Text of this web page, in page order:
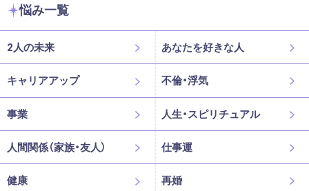
悩み一覧
2人の未来 あなたを好きな人
キャリアアップ 不倫・浮気
事業 人生・スピリチュアル
人間関係（家族・友人） 仕事運
健康 再婚